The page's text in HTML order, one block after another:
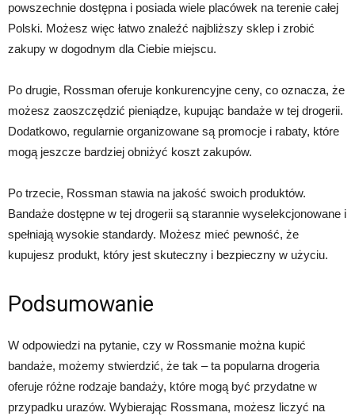
powszechnie dostępna i posiada wiele placówek na terenie całej
Polski. Możesz więc łatwo znaleźć najbliższy sklep i zrobić
zakupy w dogodnym dla Ciebie miejscu.
Po drugie, Rossman oferuje konkurencyjne ceny, co oznacza, że
możesz zaoszczędzić pieniądze, kupując bandaże w tej drogerii.
Dodatkowo, regularnie organizowane są promocje i rabaty, które
mogą jeszcze bardziej obniżyć koszt zakupów.
Po trzecie, Rossman stawia na jakość swoich produktów.
Bandaże dostępne w tej drogerii są starannie wyselekcjonowane i
spełniają wysokie standardy. Możesz mieć pewność, że
kupujesz produkt, który jest skuteczny i bezpieczny w użyciu.
Podsumowanie
W odpowiedzi na pytanie, czy w Rossmanie można kupić
bandaże, możemy stwierdzić, że tak – ta popularna drogeria
oferuje różne rodzaje bandaży, które mogą być przydatne w
przypadku urazów. Wybierając Rossmana, możesz liczyć na